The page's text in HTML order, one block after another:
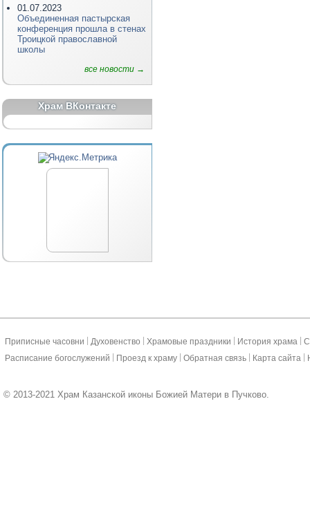
01.07.2023
Объединенная пастырская
конференция прошла в стенах
Троицкой православной
школы
все новости →
Храм ВКонтакте
Приписные часовни Духовенство Храмовые праздники История храма
Расписание богослужений
Проезд к храму Обратная связь Карта сайта
© 2013-2021 Храм Казанской иконы Божией Матери в Пучково.